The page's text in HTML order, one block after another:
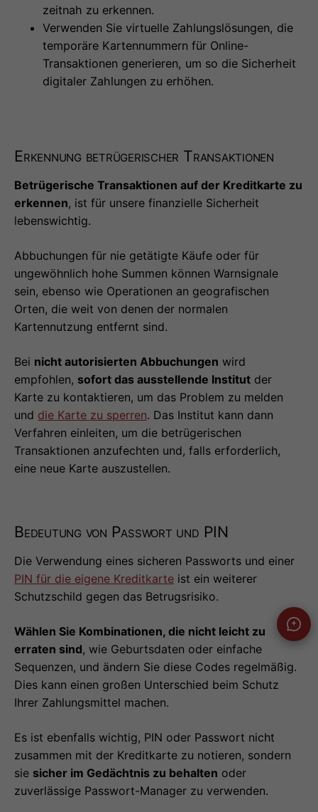
zeitnah zu erkennen.
Verwenden Sie virtuelle Zahlungslösungen, die
temporäre Kartennummern für Online-
Transaktionen generieren, um so die Sicherheit
digitaler Zahlungen zu erhöhen.
Erkennung betrügerischer Transaktionen
Betrügerische Transaktionen auf der Kreditkarte zu
erkennen, ist für unsere finanzielle Sicherheit
lebenswichtig.
Abbuchungen für nie getätigte Käufe oder für
ungewöhnlich hohe Summen können Warnsignale
sein, ebenso wie Operationen an geografischen
Orten, die weit von denen der normalen
Kartennutzung entfernt sind.
Bei nicht autorisierten Abbuchungen wird
empfohlen, sofort das ausstellende Institut der
Karte zu kontaktieren, um das Problem zu melden
und die Karte zu sperren. Das Institut kann dann
Verfahren einleiten, um die betrügerischen
Transaktionen anzufechten und, falls erforderlich,
eine neue Karte auszustellen.
Bedeutung von Passwort und PIN
Die Verwendung eines sicheren Passworts und einer
PIN für die eigene Kreditkarte ist ein weiterer
Schutzschild gegen das Betrugsrisiko.
Wählen Sie Kombinationen, die nicht leicht zu
erraten sind, wie Geburtsdaten oder einfache
Sequenzen, und ändern Sie diese Codes regelmäßig.
Dies kann einen großen Unterschied beim Schutz
Ihrer Zahlungsmittel machen.
Es ist ebenfalls wichtig, PIN oder Passwort nicht
zusammen mit der Kreditkarte zu notieren, sondern
sie sicher im Gedächtnis zu behalten oder
zuverlässige Passwort-Manager zu verwenden.